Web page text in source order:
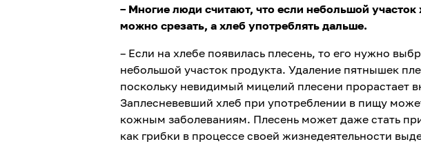
– Многие люди считают, что если небольшой
можно срезать, а хлеб употреблять дальше.
– Если на хлебе появилась плесень, то его нужно
небольшой участок продукта. Удаление пятнышек
поскольку невидимый мицелий плесени прорастает
Заплесневевший хлеб при употреблении в пищу
кожным заболеваниям. Плесень может даже стать
как грибки в процессе своей жизнедеятельности